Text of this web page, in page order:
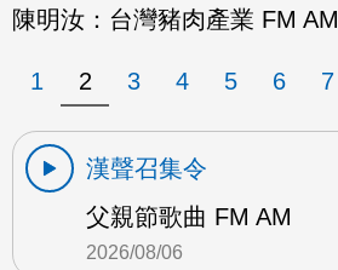
陳明汝：台灣豬肉產業 FM AM
1 2 3 4 5 6 7
漢聲召集令
父親節歌曲 FM AM
2026/08/06